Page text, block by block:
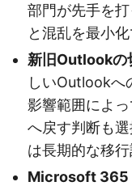
部門が先手を
と混乱を最小
新旧Outlookの
しいOutlookへ
影響範囲によ
へ戻す判断も
は長期的な移
Microsoft 365